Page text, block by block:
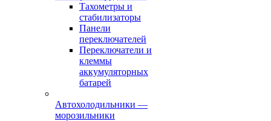
Тахометры и
стабилизаторы
Панели
переключателей
Переключатели и
клеммы
аккумуляторных
батарей
Автохолодильники —
морозильники